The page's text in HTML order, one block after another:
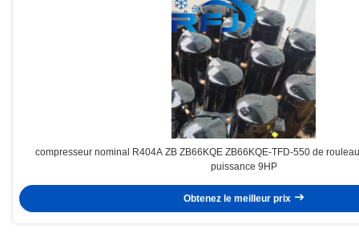
compresseur nominal R404A ZB ZB66KQE ZB66KQE-TFD-550 de
puissance 9HP
Obtenez le meilleur prix